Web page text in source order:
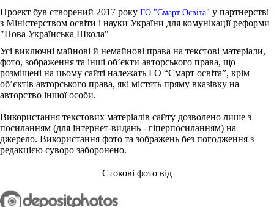
Проект був створений 2017 року ГО "Смарт Освіта" у партнерстві
з Міністерством освіти і науки України для комунікації реформи
"Нова Українська Школа"
Усі виключні майнові й немайнові права на текстові матеріали,
фото, зображення та інші об’єкти авторського права, що
розміщені на цьому сайті належать ГО “Смарт освіта”, крім
об’єктів авторського права, які містять пряму вказівку на
авторство іншої особи.
Використання текстових матеріалів сайту дозволено лише з
посиланням (для інтернет-видань - гіперпосиланням) на
джерело. Використання фото та зображень без погодження з
редакцією суворо заборонено.
Стокові фото від